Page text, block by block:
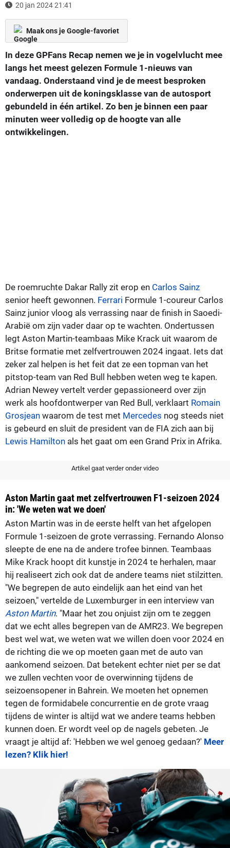
20 jan 2024 21:41
Maak ons je Google-favoriet
In deze GPFans Recap nemen we je in vogelvlucht mee
langs het meest gelezen Formule 1-nieuws van
vandaag. Onderstaand vind je de meest besproken
onderwerpen uit de koningsklasse van de autosport
gebundeld in één artikel. Zo ben je binnen een paar
minuten weer volledig op de hoogte van alle
ontwikkelingen.
De roemruchte Dakar Rally zit erop en Carlos Sainz
senior heeft gewonnen. Ferrari Formule 1-coureur Carlos
Sainz junior vloog als verrassing naar de finish in Saoedi-
Arabië om zijn vader daar op te wachten. Ondertussen
legt Aston Martin-teambaas Mike Krack uit waarom de
Britse formatie met zelfvertrouwen 2024 ingaat. Iets dat
zeker zal helpen is het feit dat ze een topman van het
pitstop-team van Red Bull hebben weten weg te kapen.
Adrian Newey vertelt verder gepassioneerd over zijn
werk als hoofdontwerper van Red Bull, verklaart Romain
Grosjean waarom de test met Mercedes nog steeds niet
is gebeurd en sluit de president van de FIA zich aan bij
Lewis Hamilton als het gaat om een Grand Prix in Afrika.
Artikel gaat verder onder video
Aston Martin gaat met zelfvertrouwen F1-seizoen 2024
in: 'We weten wat we doen'
Aston Martin was in de eerste helft van het afgelopen
Formule 1-seizoen de grote verrassing. Fernando Alonso
sleepte de ene na de andere trofee binnen. Teambaas
Mike Krack hoopt dit kunstje in 2024 te herhalen, maar
hij realiseert zich ook dat de andere teams niet stilzitten.
"We begrepen de auto eindelijk aan het eind van het
seizoen," vertelde de Luxemburger in een interview van
Aston Martin. "Maar het zou onjuist zijn om te zeggen
dat we echt alles begrepen van de AMR23. We begrepen
best wel wat, we weten wat we willen doen voor 2024 en
de richting die we op moeten gaan met de auto van
aankomend seizoen. Dat betekent echter niet per se dat
we zullen vechten voor de overwinning tijdens de
seizoensopener in Bahrein. We moeten het opnemen
tegen de formidabele concurrentie en de grote vraag
tijdens de winter is altijd wat we andere teams hebben
kunnen doen. Er wordt veel op de nagels gebeten. Je
vraagt je altijd af: 'Hebben we wel genoeg gedaan?' Meer
lezen? Klik hier!